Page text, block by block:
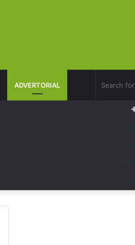
ADVERTORIAL